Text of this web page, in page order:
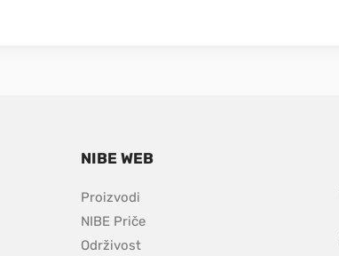
NIBE WEB
Proizvodi
NIBE Priče
Održivost